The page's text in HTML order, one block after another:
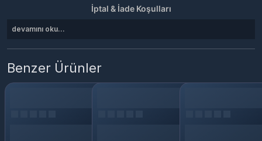
İptal & İade Koşulları
devamını oku...
Benzer Ürünler